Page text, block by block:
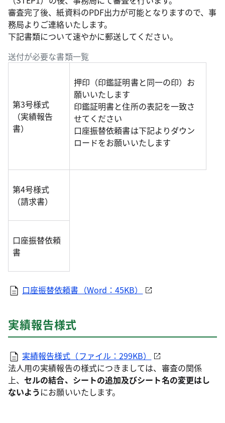
審査完了後、紙資料のPDF出力が可能となりますので、事
務局よりご連絡いたします。
下記書類について速やかに郵送してください。
送付が必要な書類一覧
第3号様式
（実績報告
書）
押印（印鑑証明書と同一の印）お
願いいたします
印鑑証明書と住所の表記を一致さ
せてください
口座振替依頼書は下記よりダウン
ロードをお願いいたします
第4号様式
（請求書）
口座振替依頼
書
口座振替依頼書（Word：45KB）
実績報告様式
実績報告様式（ファイル：299KB）
法人用の実績報告の様式につきましては、審査の関係
上、セルの結合、シートの追加及びシート名の変更はし
ないようにお願いいたします。